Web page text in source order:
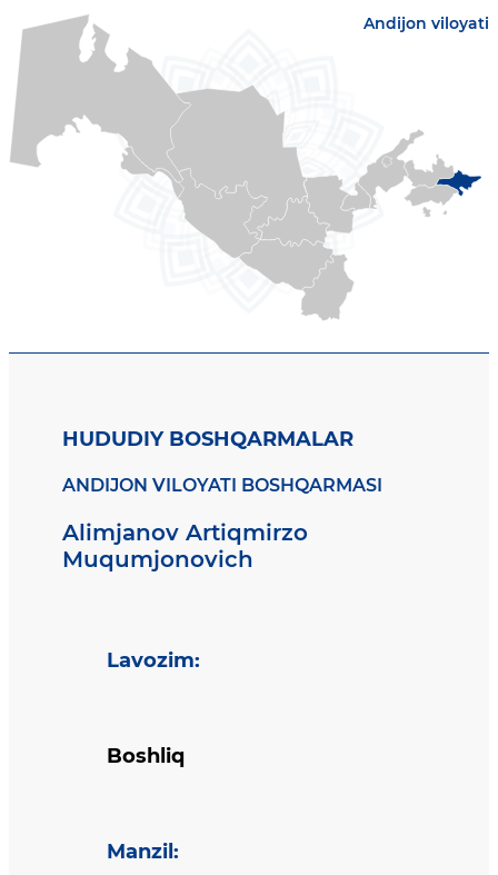
Andijon viloyati
HUDUDIY BOSHQARMALAR
ANDIJON VILOYATI BOSHQARMASI
Alimjanov Artiqmirzo
Muqumjonovich
Lavozim:
Boshliq
Manzil :